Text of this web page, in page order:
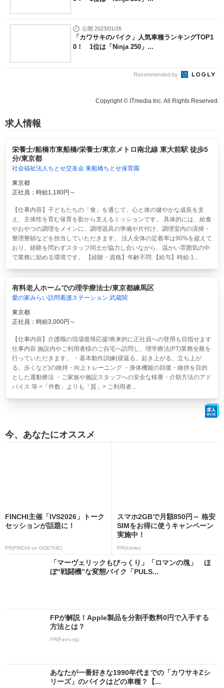
公開 2023/01/26
「カワサキのバイク」人気車種ランキングTOP1
0！ 1位は「Ninja 250」...
Recommended by
Copyright © ITmedia Inc. All Rights Reserved.
求人情報
栄養士/船橋市東船橋/栄養士/東京メトロ南北線 東大前駅 徒歩5
分/東京都
社会福祉法人ちとせ交友会 東船橋ちとせ保育園
東京都
正社員：時給1,180円～
【仕事内容】子どもたちの「食」を通じて、心と体の健やかな成長を支
え、主体性を育む保育を影から支えるミッションです。 具体的には、給食
やおやつの調理をメインに、調理器具の準備や片付け、調理室内の清掃・
整理整頓などを担当していただきます。 法人全体の定着率は90%を超えて
おり、経験を問わずスタッフ同士が協力し合いながら、温かい雰囲気の中
で業務に励める環境です。 【経験・資格】年齢不問 【給与】時給:1...
有料老人ホームでの理学療法士/東京都練馬区
愛の家みらい訪問看護ステーション 武蔵関
東京都
正社員：時給3,000円～
【仕事内容】介護職の現場復帰応援!将来的に正社員への登用も目指せます
仕事内容 施設内やご利用者様のご自宅へ訪問し、理学療法(PT)業務全般を
行っていただきます。 ・基本動作訓練(寝返る、起き上がる、立ち上が
る、歩くなど)の維持・向上トレーニング ・身体機能の回復・維持を目的
とした運動療法 ・ご家族や施設スタッフへの安全な移乗・介助方法のアド
バイス 等 <「件数」よりも「質」> ご利用者...
今、あなたにオススメ
FINCHI主催「IVS2026」トーク
セッションが話題に！
PR(FINCHI on GOETHE)
スマホ2GBで月額850円～ 格安
SIMをお得に使うキャンペーン
実施中！
PR(IIJmio)
「マーヴェリックもびっくり」「ロマンの塊」 ほ
ぼ“戦闘機”な変態バイク「PULS...
FPが解説！Apple製品を分割手数料0円で入手する
方法とは？
PR(Fav-Log)
あなたが一番好きな1990年代までの「カワサキZシ
リーズ」のバイクはどの車種？【...